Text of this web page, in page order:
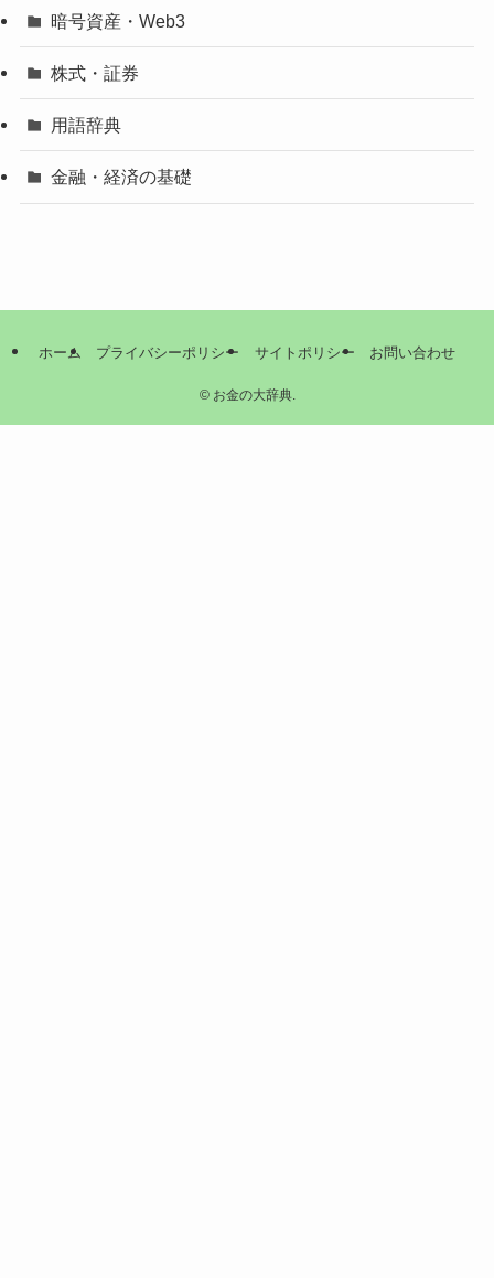
暗号資産・Web3
株式・証券
用語辞典
金融・経済の基礎
ホーム プライバシーポリシー サイトポリシー お問い合わせ
©お金の大辞典.